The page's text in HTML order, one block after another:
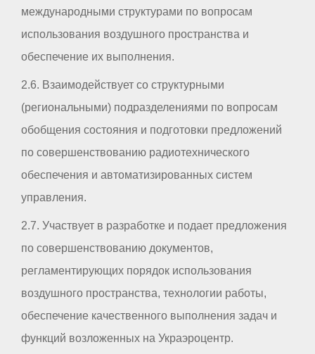
международными структурами по вопросам
использования воздушного пространства и
обеспечение их выполнения.
2.6. Взаимодействует со структурными
(региональными) подразделениями по вопросам
обобщения состояния и подготовки предложений
по совершенствованию радиотехнического
обеспечения и автоматизированных систем
управления.
2.7. Участвует в разработке и подает предложения
по совершенствованию документов,
регламентирующих порядок использования
воздушного пространства, технологии работы,
обеспечение качественного выполнения задач и
функций возложенных на Украэроцентр.